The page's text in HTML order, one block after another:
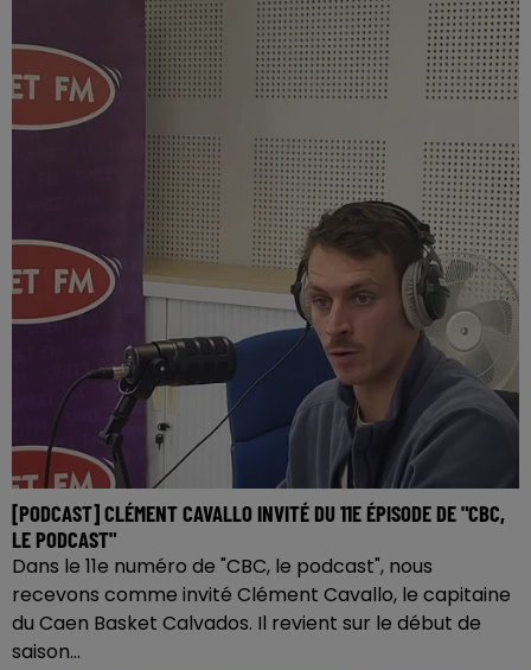
[PODCAST] CLÉMENT CAVALLO INVITÉ DU 11E ÉPISODE DE "CBC,
LE PODCAST"
Dans le 11e numéro de "CBC, le podcast", nous
recevons comme invité Clément Cavallo, le capitaine
du Caen Basket Calvados. Il revient sur le début de
saison...